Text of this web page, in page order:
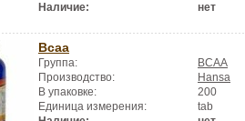
Наличие:
нет
Bcaa
Группа:
BCAA
Производство:
Hansa
В упаковке:
200
Единица измерения:
tab